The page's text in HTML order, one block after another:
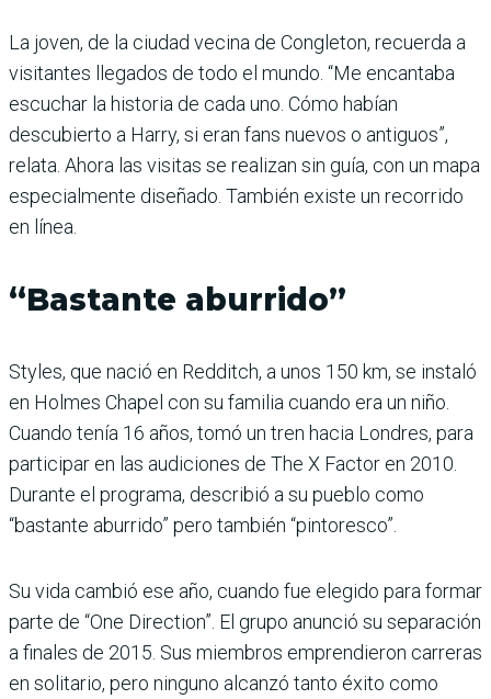
La joven, de la ciudad vecina de Congleton, recuerda a
visitantes llegados de todo el mundo. “Me encantaba
escuchar la historia de cada uno. Cómo habían
descubierto a Harry, si eran fans nuevos o antiguos”,
relata. Ahora las visitas se realizan sin guía, con un mapa
especialmente diseñado. También existe un recorrido
en línea.
“Bastante aburrido”
Styles, que nació en Redditch, a unos 150 km, se instaló
en Holmes Chapel con su familia cuando era un niño.
Cuando tenía 16 años, tomó un tren hacia Londres, para
participar en las audiciones de The X Factor en 2010.
Durante el programa, describió a su pueblo como
“bastante aburrido” pero también “pintoresco”.
Su vida cambió ese año, cuando fue elegido para formar
parte de “One Direction”. El grupo anunció su separación
a finales de 2015. Sus miembros emprendieron carreras
en solitario, pero ninguno alcanzó tanto éxito como